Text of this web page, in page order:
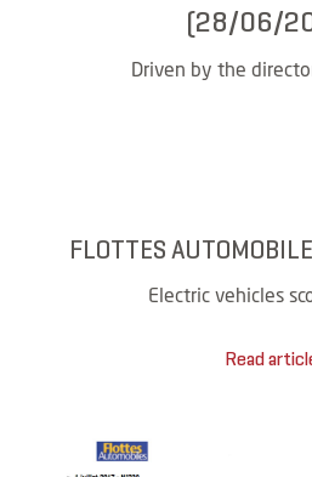
(28/06/
Driven by the
FLOTTES
Electric vehicles
Read